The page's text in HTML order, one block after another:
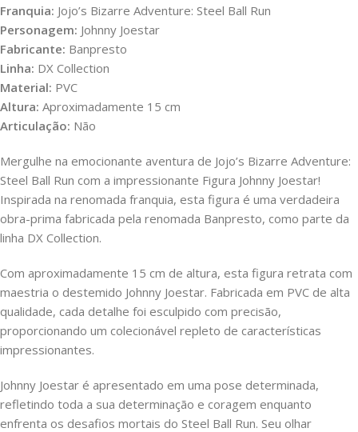
Franquia: Jojo’s Bizarre Adventure: Steel Ball Run
Personagem: Johnny Joestar
Fabricante: Banpresto
Linha: DX Collection
Material: PVC
Altura: Aproximadamente 15 cm
Articulação: Não
Mergulhe na emocionante aventura de Jojo’s Bizarre Adventure:
Steel Ball Run com a impressionante Figura Johnny Joestar!
Inspirada na renomada franquia, esta figura é uma verdadeira
obra-prima fabricada pela renomada Banpresto, como parte da
linha DX Collection.
Com aproximadamente 15 cm de altura, esta figura retrata com
maestria o destemido Johnny Joestar. Fabricada em PVC de alta
qualidade, cada detalhe foi esculpido com precisão,
proporcionando um colecionável repleto de características
impressionantes.
Johnny Joestar é apresentado em uma pose determinada,
refletindo toda a sua determinação e coragem enquanto
enfrenta os desafios mortais do Steel Ball Run. Seu olhar